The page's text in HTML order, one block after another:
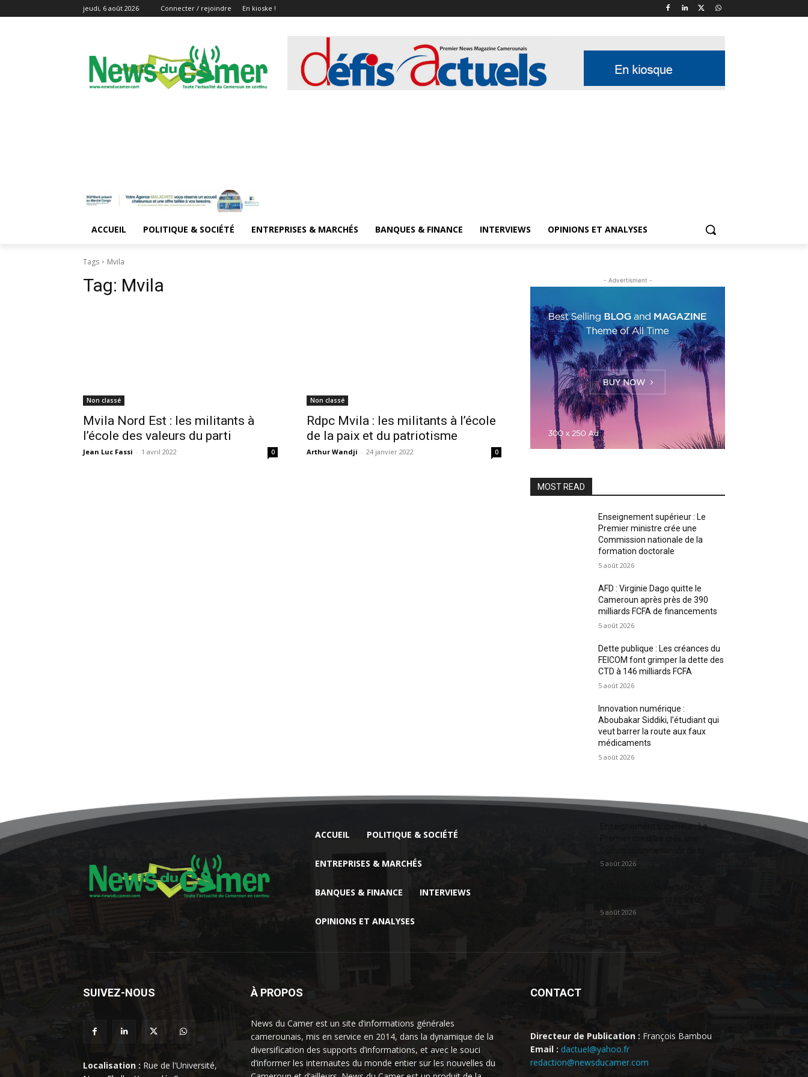
jeudi, 6 août 2026 Connecter / rejoindre En kioske !
ACCUEIL POLITIQUE & SOCIÉTÉ ENTREPRISES & MARCHÉS BANQUES & FINANCE INTERVIEWS OPINIONS ET ANALYSES
Tags Mvila
Tag: Mvila
Non classé
Mvila Nord Est : les militants à
l’école des valeurs du parti
Jean Luc Fassi - 1 avril 2022 0
Non classé
Rdpc Mvila : les militants à l’école
de la paix et du patriotisme
Arthur Wandji - 24 janvier 2022 0
- Advertisment -
MOST READ
Enseignement supérieur : Le
Premier ministre crée une
Commission nationale de la
formation doctorale
5 août 2026
AFD : Virginie Dago quitte le
Cameroun après près de 390
milliards FCFA de financements
5 août 2026
Dette publique : Les créances du
FEICOM font grimper la dette des
CTD à 146 milliards FCFA
5 août 2026
Innovation numérique :
Aboubakar Siddiki, l’étudiant qui
veut barrer la route aux faux
médicaments
5 août 2026
ACCUEIL POLITIQUE & SOCIÉTÉ
ENTREPRISES & MARCHÉS
BANQUES & FINANCE INTERVIEWS
OPINIONS ET ANALYSES
Enseignement supérieur : Le
5 août 2026
5 août 2026
SUIVEZ-NOUS
Localisation : Rue de l'Université,
À PROPOS
News du Camer est un site d’informations générales
camerounais, mis en service en 2014, dans la dynamique de la
diversification des supports d’informations, et avec le souci
d’informer les internautes du monde entier sur les nouvelles du
CONTACT
Directeur de Publication : François Bambou
Email : dactuel@yahoo.fr
redaction@newsducamer.com